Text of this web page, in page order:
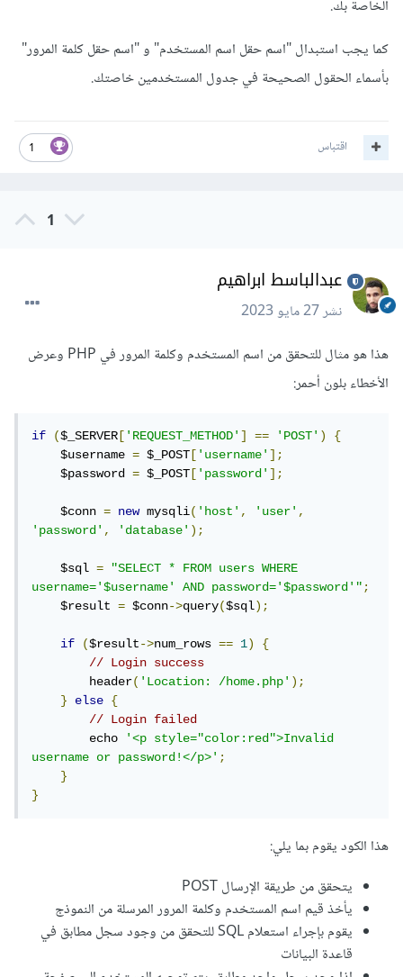
الخاصة بك.
كما يجب استبدال "اسم حقل اسم المستخدم" و "اسم حقل كلمة المرور"
بأسماء الحقول الصحيحة في جدول المستخدمين خاصتك.
1 اقتباس
1
عبدالباسط ابراهيم
نشر27 مايو 2023
هذا هو مثال للتحقق من اسم المستخدم وكلمة المرور في PHP وعرض
الأخطاء بلون أحمر:
if ($_SERVER ['REQUEST_METHOD'] == 'POST')
{
$username = $_POST ['username'];
$password = $_POST ['password'];
$conn = new mysqli('host', 'user',
'password', 'database');
$sql =
"SELECT * FROM users WHERE
username='$username' AND password='$password'";
$result = $conn->query($sql);
if ($result->num_rows == 1)
{
// Login success
header('Location: /home.php');
}
else
{
// Login failed
echo '<p style="color:red">Invalid
username or password!</p>';
}
}
هذا الكود يقوم بما يلي:
يتحقق من طريقة الإرسال POST
يأخذ قيم اسم المستخدم وكلمة المرور المرسلة من النموذج
يقوم بإجراء استعلام SQL للتحقق من وجود سجل مطابق في
قاعدة البيانات